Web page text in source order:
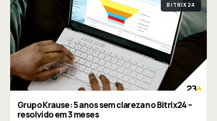
BITRIX24
Grupo Krause: 5 anos sem clareza no Bitrix24 –
resolvido em 3 meses